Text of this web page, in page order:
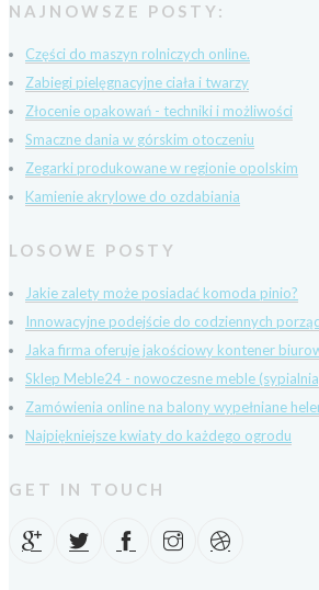
NAJNOWSZE POSTY:
Części do maszyn rolniczych online.
Zabiegi pielęgnacyjne ciała i twarzy
Złocenie opakowań - techniki i możliwości
Smaczne dania w górskim otoczeniu
Zegarki produkowane w regionie opolskim
Kamienie akrylowe do ozdabiania
LOSOWE POSTY
Jakie zalety może posiadać komoda pinio?
Innowacyjne podejście do codziennych
Jaka firma oferuje jakościowy kontener
Sklep Meble24 - nowoczesne meble
Zamówienia online na balony wypełniane
Najpiękniejsze kwiaty do każdego ogrodu
GET IN TOUCH